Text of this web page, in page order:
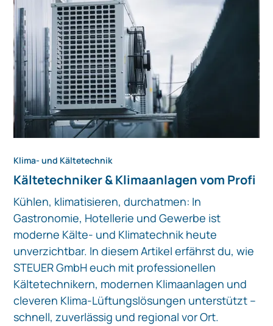
Klima- und Kältetechnik
Kältetechniker & Klimaanlagen vom Profi
Kühlen, klimatisieren, durchatmen: In
Gastronomie, Hotellerie und Gewerbe ist
moderne Kälte- und Klimatechnik heute
unverzichtbar. In diesem Artikel erfährst du, wie
STEUER GmbH euch mit professionellen
Kältetechnikern, modernen Klimaanlagen und
cleveren Klima-Lüftungslösungen unterstützt –
schnell, zuverlässig und regional vor Ort.